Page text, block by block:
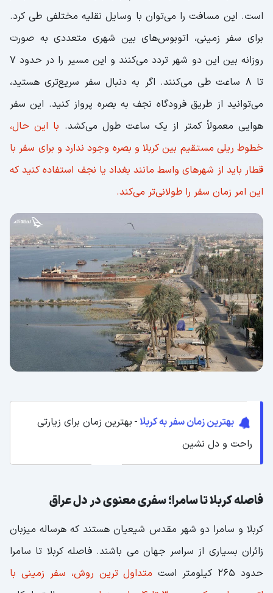
است. این مسافت را می‌توان با وسایل نقلیه مختلفی طی کرد.
برای سفر زمینی، اتوبوس‌های بین شهری متعددی به صورت
روزانه بین این دو شهر تردد می‌کنند و این مسیر را در حدود 7
تا 8 ساعت طی می‌کنند. اگر به دنبال سفر سریع‌تری هستید،
می‌توانید از طریق فرودگاه نجف به بصره پرواز کنید. این سفر
هوایی معمولاً کمتر از یک ساعت طول می‌کشد. با این حال،
خطوط ریلی مستقیم بین کربلا و بصره وجود ندارد و برای سفر با
قطار باید از شهرهای واسط مانند بغداد یا نجف استفاده کنید که
این امر زمان سفر را طولانی‌تر می‌کند.
بهترین زمان سفر به کربلا - بهترین زمان برای زیارتی
راحت و دل نشین
فاصله کربلا تا سامرا؛ سفری معنوی در دل عراق
کربلا و سامرا دو شهر مقدس شیعیان هستند که هرساله میزبان
زائران بسیاری از سراسر جهان می باشند. فاصله کربلا تا سامرا
حدود 265 کیلومتر است
متداول ترین روش، سفر زمینی با